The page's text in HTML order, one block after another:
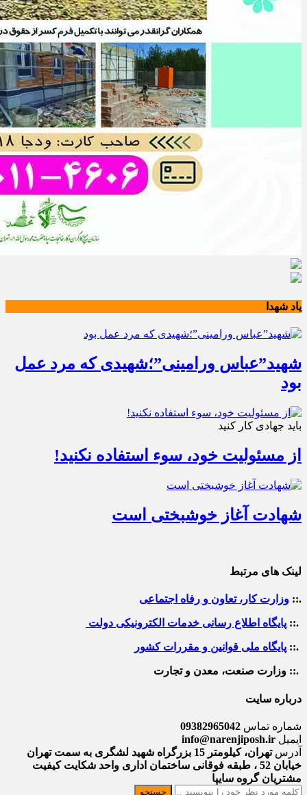
یاد شهدا
شهید”عباس ورامینی”؛شهیدی که مرد عمل
بود
باید جهادی کار کنید
از مسئولیت خود، سوء استفاده نکنید!
شهادت آغاز خوشبختی است
لینک های مرتبط
.:: وزارت کار، تعاون و رفاه اجتماعی
.:: پایگاه اطلاع رسانی خدمات الکترونیکی دولت
.:: پایگاه ملی قوانین و مقررات کشور
.:: وزارت صنعت، معدن و تجارت
درباره سایت
شماره تماس 09382965042
ایمیل info@narenjiposh.ir
آدرس
تهران، کیلومتر 15 بزرگراه شهید لشگری به سمت تهران
خیابان 52 ، طبقه فوقانی ساختمان اداری واحد شکایت کیفیت
مشتریان گروه سایپا
جستجو